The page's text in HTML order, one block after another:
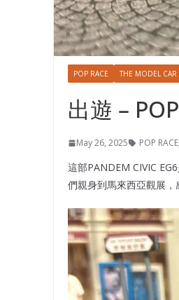
POP RACE THE MODEL
出遊 –
May 26, 2025 POP RACE
這部PANDEM CIVIC
們親身到馬來西亞觀展，